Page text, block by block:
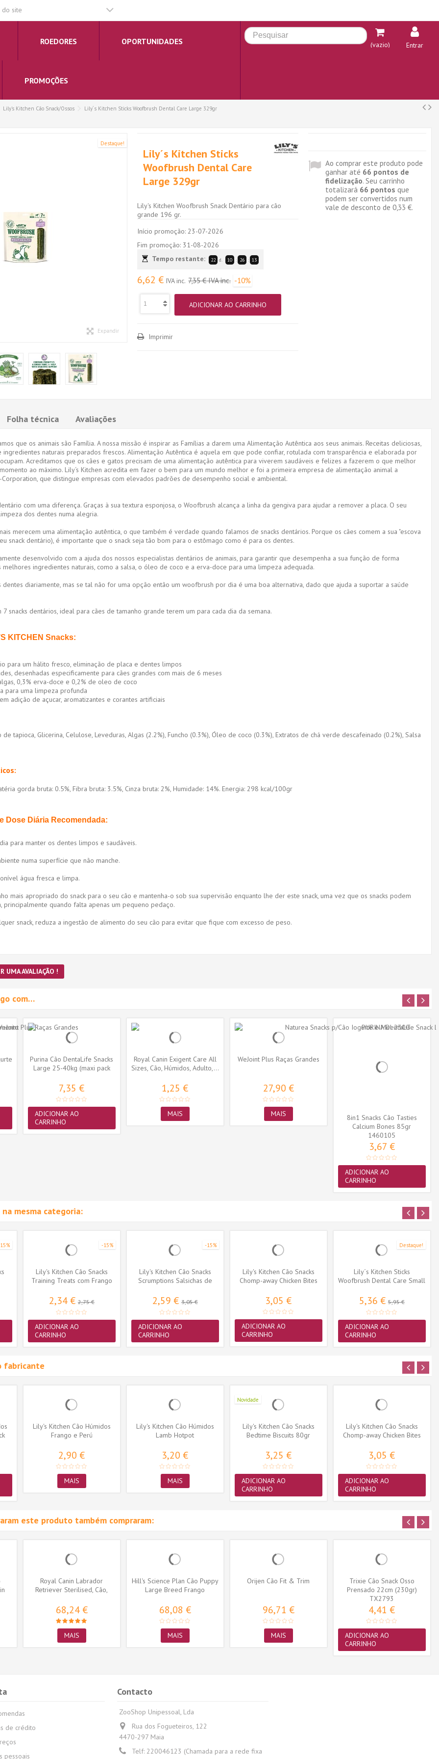
do site
ROEDORES OPORTUNIDADES
PROMOÇÕES
(vazio) Entrar
Lily's Kitchen Cão Snack/Ossos Lily´s Kitchen Sticks Woofbrush Dental Care Large 329gr
Destaque!
Expandir
Lily´s Kitchen Sticks
Woofbrush Dental Care
Large 329gr
Lily's Kitchen Woofbrush Snack Dentário para cão
grande 196 gr.
Início promoção:23-07-2026
Fim promoção: 31-08-2026
Tempo restante:
22 d. 10 : 26 : 13
6,62 € IVA inc. 7,35 €IVA inc. -10%
ADICIONAR AO CARRINHO
Imprimir
Ao comprar este produto pode
ganhar até 66 pontos de
fidelização. Seu carrinho
totalizará 66 pontos que
podem ser convertidos num
vale de desconto de 0,33 €.
Folha técnica Avaliações
que os animais são Família. A nossa missão é inspirar as Famílias a darem uma Alimentação Autêntica aos seus animais. Receitas deliciosas,
naturais preparados frescos. Alimentação Autêntica é aquela em que pode confiar, rotulada com transparência e elaborada por
Acreditamos que os cães e gatos precisam de uma alimentação autêntica para viverem saudáveis e felizes a fazerem o que melhor
ao máximo. Lily‘s Kitchen acredita em fazer o bem para um mundo melhor e foi a primeira empresa de alimentação animal a
que distingue empresas com elevados padrões de desempenho social e ambiental.
com uma diferença. Graças à sua textura esponjosa, o Woofbrush alcança a linha da gengiva para ajudar a remover a placa. O seu
dos dentes numa alegria.
merecem uma alimentação autêntica, o que também é verdade quando falamos de snacks dentários. Porque os cães comem a sua "escova
snack dentário), é importante que o snack seja tão bom para o estômago como é para os dentes.
desenvolvido com a ajuda dos nossos especialistas dentários de animais, para garantir que desempenha a sua função de forma
ingredientes naturais, como a salsa, o óleo de coco e a erva-doce para uma limpeza adequada.
dentes diariamente, mas se tal não for uma opção então um woofbrush por dia é uma boa alternativa, dado que ajuda a suportar a saúde
7 snacks dentários, ideal para cães de tamanho grande terem um para cada dia da semana.
KITCHEN Snacks:
para um hálito fresco, eliminação de placa e dentes limpos
desenhadas especificamente para cães grandes com mais de 6 meses
0,3% erva-doce e 0,2% de oleo de coco
para uma limpeza profunda
adição de açucar, aromatizantes e corantes artificiais
de tapioca, Glicerina, Celulose, Leveduras, Algas (2.2%), Funcho (0.3%), Óleo de coco (0.3%), Extratos de chá verde descafeinado (0.2%), Salsa
gorda bruta: 0.5%, Fibra bruta: 3.5%, Cinza bruta: 2%, Humidade: 14%. Energia: 298 kcal/100gr
Dose Diária Recomendada:
para manter os dentes limpos e saudáveis.
numa superfície que não manche.
água fresca e limpa.
mais apropriado do snack para o seu cão e mantenha-o sob sua supervisão enquanto lhe der este snack, uma vez que os snacks podem
principalmente quando falta apenas um pequeno pedaço.
snack, reduza a ingestão de alimento do seu cão para evitar que fique com excesso de peso.
UMA AVALIAÇÃO !
com…
Purina Cão DentaLife Snacks
Large 25-40kg (maxi pack
7,35 €
ADICIONAR AO
CARRINHO
Royal Canin Exigent Care All
Sizes, Cão, Húmidos, Adulto,...
1,25 €
MAIS
WeJoint Plus Raças Grandes
27,90 €
MAIS
8in1 Snacks Cão Tasties
Calcium Bones 85gr
1460105
3,67 €
ADICIONAR AO
CARRINHO
mesma categoria:
-15%
Lily's Kitchen Cão Snacks
Training Treats com Frango
2,34 €2,75 €
ADICIONAR AO
CARRINHO
-15%
Lily's Kitchen Cão Snacks
Scrumptions Salsichas de
2,59 €3,05 €
ADICIONAR AO
CARRINHO
Lily's Kitchen Cão Snacks
Chomp-away Chicken Bites
3,05 €
ADICIONAR AO
CARRINHO
Destaque!
Lily´s Kitchen Sticks
Woofbrush Dental Care Small
5,36 €5,95 €
ADICIONAR AO
CARRINHO
fabricante
Lily's Kitchen Cão Húmidos
Frango e Perú
2,90 €
MAIS
Lily's Kitchen Cão Húmidos
Lamb Hotpot
3,20 €
MAIS
Novidade
Lily's Kitchen Cão Snacks
Bedtime Biscuits 80gr
3,25 €
ADICIONAR AO
CARRINHO
Lily's Kitchen Cão Snacks
Chomp-away Chicken Bites
3,05 €
ADICIONAR AO
CARRINHO
este produto também compraram:
Royal Canin Labrador
Retriever Sterilised, Cão,
68,24 €
MAIS
Hill's Science Plan Cão Puppy
Large Breed Frango
68,08 €
MAIS
Orijen Cão Fit & Trim
96,71 €
MAIS
Trixie Cão Snack Osso
Prensado 22cm (230gr)
(TX2793)
TX2793
4,41 €
ADICIONAR AO
CARRINHO
de crédito
pessoais
Contacto
ZooShop Unipessoal, Lda
Rua dos Fogueteiros, 122
4470-297 Maia
Telf: 220046123 (Chamada para a rede fixa